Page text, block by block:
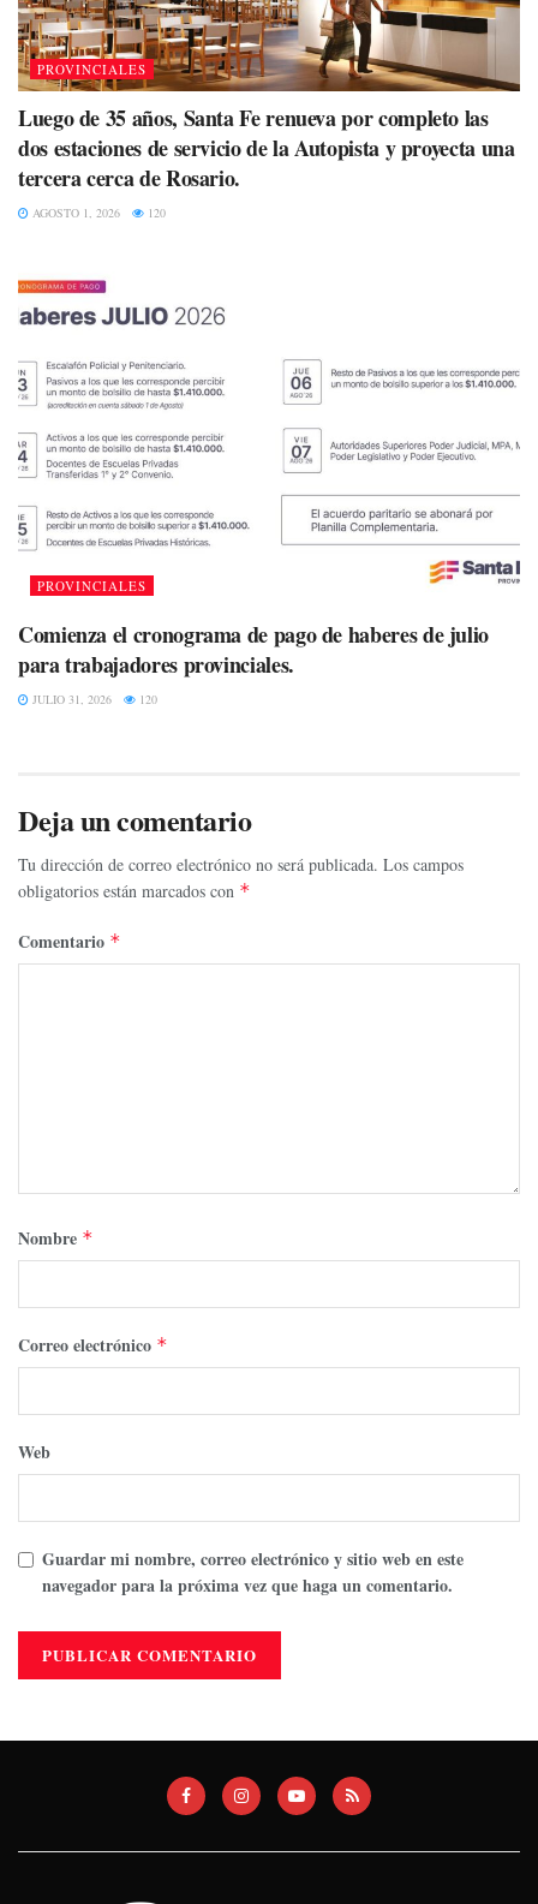
PROVINCIALES
Luego de 35 años, Santa Fe renueva por completo las
dos estaciones de servicio de la Autopista y proyecta una
tercera cerca de Rosario.
AGOSTO 1, 2026 120
PROVINCIALES
Comienza el cronograma de pago de haberes de julio
para trabajadores provinciales.
JULIO 31, 2026 120
Deja un comentario
Tu dirección de correo electrónico no será publicada. Los campos
obligatorios están marcados con *
Comentario *
Nombre *
Correo electrónico *
Web
Guardar mi nombre, correo electrónico y sitio web en este
navegador para la próxima vez que haga un comentario.